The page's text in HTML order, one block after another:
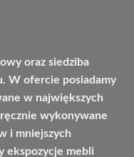
oraz siedziba
W ofercie posiadamy
w największych
wykonywane
i mniejszych
ekspozycje mebli